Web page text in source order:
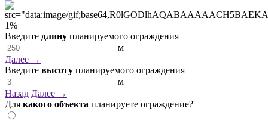
1%
Введите длину планируемого ограждения
м
Далее →
Введите высоту планируемого ограждения
м
Назад Далее →
Для какого объекта планируете ограждение?